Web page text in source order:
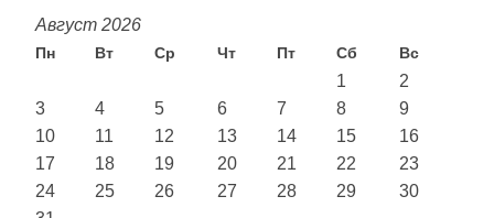
Август 2026
Пн Вт Ср Чт Пт Сб Вс
1
2
3
4 5 6 7 8
9
10
11 12 13 14 15
16
17
18 19 20 21 22
23
24
25 26 27 28 29
30